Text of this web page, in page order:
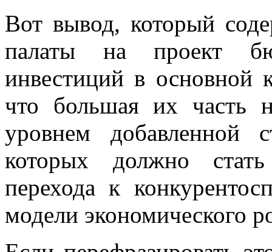
Вот вывод, который
палаты на проект
инвестиций в основной
что большая их часть
уровнем добавленной
которых должно
перехода к
модели экономического